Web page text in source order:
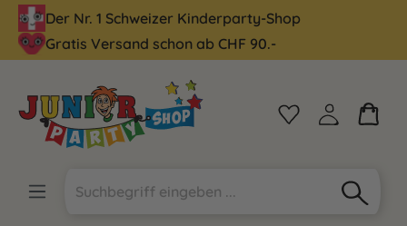
springen
Der Nr. 1 Schweizer Kinderparty-Shop
Gratis Versand schon ab CHF 90.-